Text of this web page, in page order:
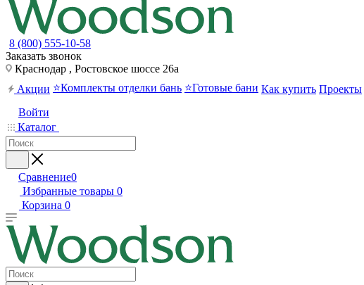
8 (800) 555-10-58
Заказать звонок
Краснодар , Ростовское шоссе 26а
Акции ⭐Комплекты отделки бань ⭐Готовые бани Как купить Проекты
Войти
Каталог
Сравнение0
Избранные товары 0
Корзина 0